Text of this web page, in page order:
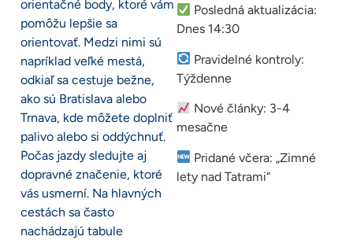
orientačné body, ktoré vám
pomôžu lepšie sa
orientovať. Medzi nimi sú
napríklad veľké mestá,
odkiaľ sa cestuje bežne,
ako sú Bratislava alebo
Trnava, kde môžete doplniť
palivo alebo si oddýchnuť.
Počas jazdy sledujte aj
dopravné značenie, ktoré
vás usmerní. Na hlavných
cestách sa často
nachádzajú tabule
Posledná aktualizácia:
Dnes 14:30
Pravidelné kontroly:
Týždenne
Nové články: 3-4
mesačne
Pridané včera: „Zimné
lety nad Tatrami“